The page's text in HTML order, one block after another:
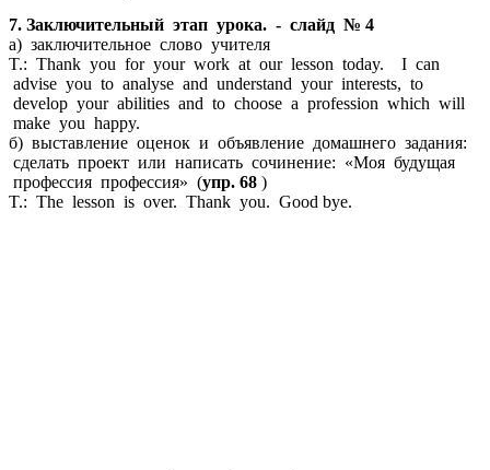
7. Заключительный этап урока. - слайд № 4
а) заключительное слово учителя
T.: Thank you for your work at our lesson today. I can
advise you to analyse and understand your interests, to
develop your abilities and to choose a profession which will
make you happy.
б) выставление оценок и объявление домашнего задания:
сделать проект или написать сочинение: «Моя будущая
профессия профессия» (упр. 68 )
T.: The lesson is over. Thank you. Good bye.